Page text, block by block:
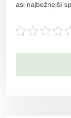
asi najbežnejší